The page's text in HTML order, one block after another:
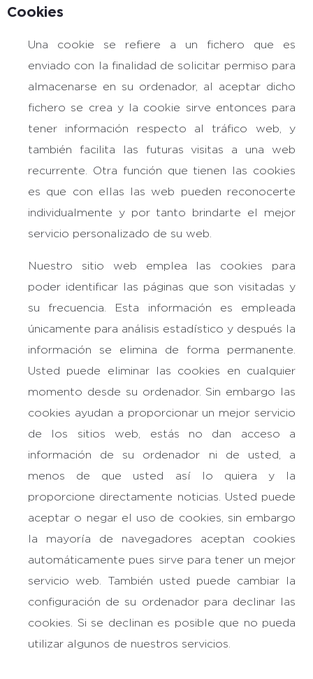
Cookies
Una cookie se refiere a un fichero que es
enviado con la finalidad de solicitar permiso para
almacenarse en su ordenador, al aceptar dicho
fichero se crea y la cookie sirve entonces para
tener información respecto al tráfico web, y
también facilita las futuras visitas a una web
recurrente. Otra función que tienen las cookies
es que con ellas las web pueden reconocerte
individualmente y por tanto brindarte el mejor
servicio personalizado de su web.
Nuestro sitio web emplea las cookies para
poder identificar las páginas que son visitadas y
su frecuencia. Esta información es empleada
únicamente para análisis estadístico y después la
información se elimina de forma permanente.
Usted puede eliminar las cookies en cualquier
momento desde su ordenador. Sin embargo las
cookies ayudan a proporcionar un mejor servicio
de los sitios web, estás no dan acceso a
información de su ordenador ni de usted, a
menos de que usted así lo quiera y la
proporcione directamente noticias. Usted puede
aceptar o negar el uso de cookies, sin embargo
la mayoría de navegadores aceptan cookies
automáticamente pues sirve para tener un mejor
servicio web. También usted puede cambiar la
configuración de su ordenador para declinar las
cookies. Si se declinan es posible que no pueda
utilizar algunos de nuestros servicios.